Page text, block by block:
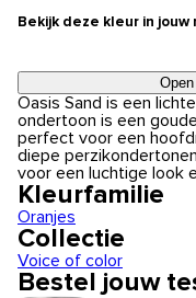
Bekijk deze kleur in jouw
Oasis Sand is een
ondertoon is een
perfect voor een
diepe
voor een luchtige look
Kleurfamilie
Oranjes
Collectie
Voice of color
Bestel jouw